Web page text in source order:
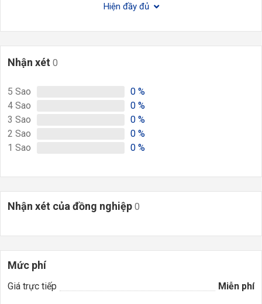
Hiện đầy đủ
Nhận xét 0
5 Sao 0 %
4 Sao 0 %
3 Sao 0 %
2 Sao 0 %
1 Sao 0 %
Nhận xét của đồng nghiệp 0
Mức phí
Giá trực tiếp Miễn phí